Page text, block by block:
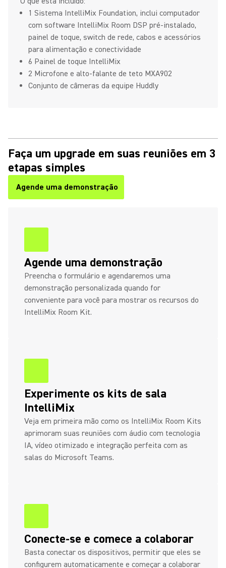
1 Sistema IntelliMix Foundation, inclui computador
com software IntelliMix Room DSP pré-instalado,
painel de toque, switch de rede, cabos e acessórios
para alimentação e conectividade
6 Painel de toque IntelliMix
2 Microfone e alto-falante de teto MXA902
Conjunto de câmeras da equipe Huddly
Faça um upgrade em suas reuniões em 3
etapas simples
Agende uma demonstração
Agende uma demonstração
Preencha o formulário e agendaremos uma
demonstração personalizada quando for
conveniente para você para mostrar os recursos do
IntelliMix Room Kit.
Experimente os kits de sala
IntelliMix
Veja em primeira mão como os IntelliMix Room Kits
aprimoram suas reuniões com áudio com tecnologia
IA, vídeo otimizado e integração perfeita com as
salas do Microsoft Teams.
Conecte-se e comece a colaborar
Basta conectar os dispositivos, permitir que eles se
configurem automaticamente e começar a colaborar